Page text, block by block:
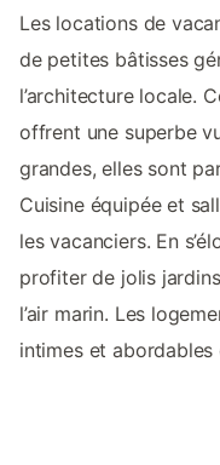
Les locations de
de petites bâtisses
l’architecture locale.
offrent une superbe
grandes, elles sont
Cuisine équipée et
les vacanciers. En
profiter de jolis
l’air marin. Les
intimes et